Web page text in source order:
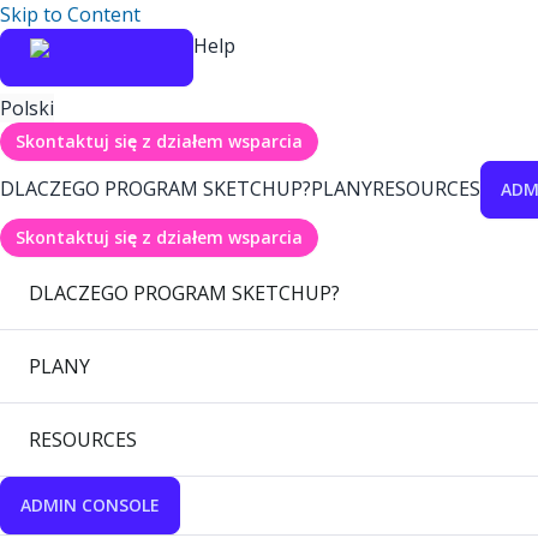
Skip to Content
Help
Polski
Skontaktuj się z działem wsparcia
DLACZEGO PROGRAM SKETCHUP?PLANYRESOURCES
Skontaktuj się z działem wsparcia
DLACZEGO PROGRAM SKETCHUP?
PLANY
RESOURCES
ADMIN CONSOLE